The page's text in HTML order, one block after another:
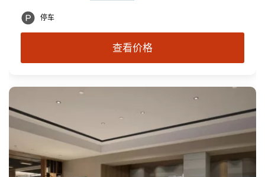
停车
查看价格